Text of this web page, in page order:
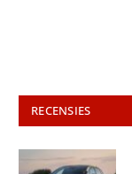
RECENSIES